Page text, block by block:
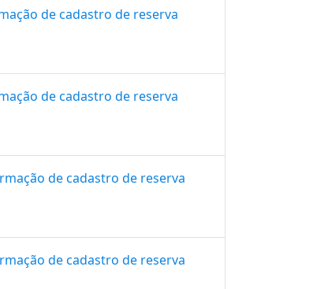
de cadastro de reserva
de cadastro de reserva
de cadastro de reserva
de cadastro de reserva